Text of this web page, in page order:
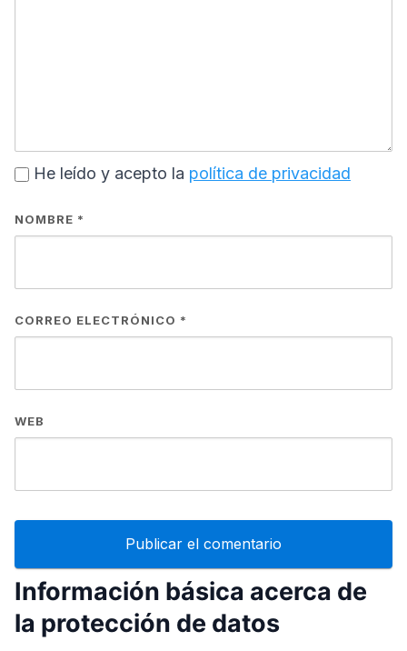
He leído y acepto la política de privacidad
NOMBRE *
CORREO ELECTRÓNICO *
WEB
Información básica acerca de
la protección de datos